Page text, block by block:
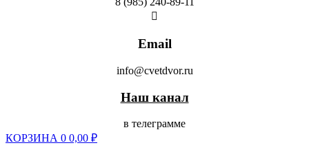
Email
info@cvetdvor.ru
Наш канал
в телеграмме
КОРЗИНА 0 0,00 ₽